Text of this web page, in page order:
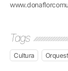
Tags
Cultura